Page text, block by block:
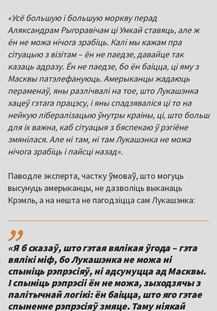
«Усё большую і большую моркву перад
Аляксандрам Рыгоравічам ці Умкай ставяць, але ж
ён не можа нічога зрабіць. Калі мы кажам пра
сітуацыю з візітам – ён не паедзе, давайце так
казаць адразу. Ён не паедзе, бо ён баіцца, ці яму з
Масквы патэлефануюць. Амерыканцы жадаюць
пераменаў, яны разлічвалі на тое, што Лукашэнка
хацеў гэтага працэсу, і яны спадзяваліся ці то на
нейкую лібералізацыю ўнутры краіны, ці, што больш
для іх важна, каб сітуацыя з бяспекаю ў рэгіёне
змянілася. Але ні там, ні там Лукашэнка не можа
нічога зрабіць і пайсці назад».
Паводле эксперта, частку ўмоваў, што могуць
высунуць амерыканцы, не дазволіць выканаць
Крэмль, а на нешта не пагодзіцца сам Лукашэнка:
,,
«Я б сказаў, што гэтая вялікая ўгода – гэта
вялікі міф, бо Лукашэнка не можа ні
спыніць рэпрэсіяў, ні адсунуцца ад Масквы.
І спыніць рэпрэсіі ён не можа, зыходзячы з
палітычнай логікі: ён баіцца, што яго гэтае
спыненне рэпрэсіяў змяце. Таму ніякай